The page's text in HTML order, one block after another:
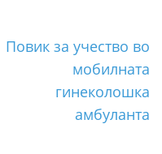
Повик за учество во
мобилната
гинеколошка
амбуланта